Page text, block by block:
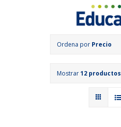
Ordena por Precio
Mostrar12 productos